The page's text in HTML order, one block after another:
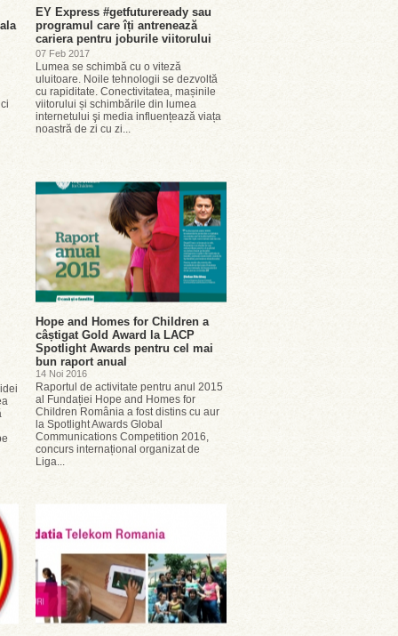
EY Express #getfutureready sau
programul care îți antrenează
cariera pentru joburile viitorului
07 Feb 2017
Lumea se schimbă cu o viteză
uluitoare. Noile tehnologii se dezvoltă
cu rapiditate. Conectivitatea, mașinile
viitorului și schimbările din lumea
internetului şi media influențează viața
noastră de zi cu zi...
Hope and Homes for Children a
câștigat Gold Award la LACP
Spotlight Awards pentru cel mai
bun raport anual
14 Noi 2016
Raportul de activitate pentru anul 2015
al Fundației Hope and Homes for
Children România a fost distins cu aur
la Spotlight Awards Global
Communications Competition 2016,
concurs internațional organizat de
Liga...